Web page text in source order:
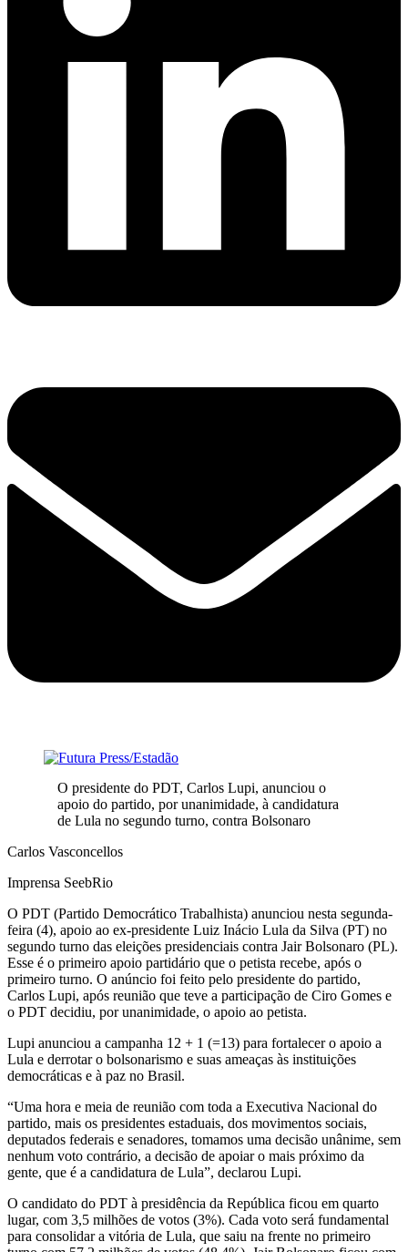
O presidente do PDT, Carlos Lupi, anunciou o
apoio do partido, por unanimidade, à candidatura
de Lula no segundo turno, contra Bolsonaro
Carlos Vasconcellos
Imprensa SeebRio
O PDT (Partido Democrático Trabalhista) anunciou nesta segunda-
feira (4), apoio ao ex-presidente Luiz Inácio Lula da Silva (PT) no
segundo turno das eleições presidenciais contra Jair Bolsonaro (PL).
Esse é o primeiro apoio partidário que o petista recebe, após o
primeiro turno. O anúncio foi feito pelo presidente do partido,
Carlos Lupi, após reunião que teve a participação de Ciro Gomes e
o PDT decidiu, por unanimidade, o apoio ao petista.
Lupi anunciou a campanha 12 + 1 (=13) para fortalecer o apoio a
Lula e derrotar o bolsonarismo e suas ameaças às instituições
democráticas e à paz no Brasil.
“Uma hora e meia de reunião com toda a Executiva Nacional do
partido, mais os presidentes estaduais, dos movimentos sociais,
deputados federais e senadores, tomamos uma decisão unânime, sem
nenhum voto contrário, a decisão de apoiar o mais próximo da
gente, que é a candidatura de Lula”, declarou Lupi.
O candidato do PDT à presidência da República ficou em quarto
lugar, com 3,5 milhões de votos (3%). Cada voto será fundamental
para consolidar a vitória de Lula, que saiu na frente no primeiro